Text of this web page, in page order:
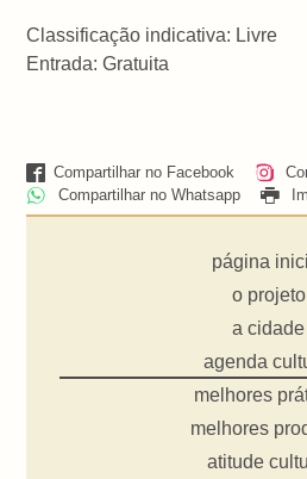
Classificação indicativa: Livre
Entrada: Gratuita
Compartilhar no Facebook
Compartilhar no Whatsapp
página
o projeto
a cidade
agenda
melhores
melhores
atitude